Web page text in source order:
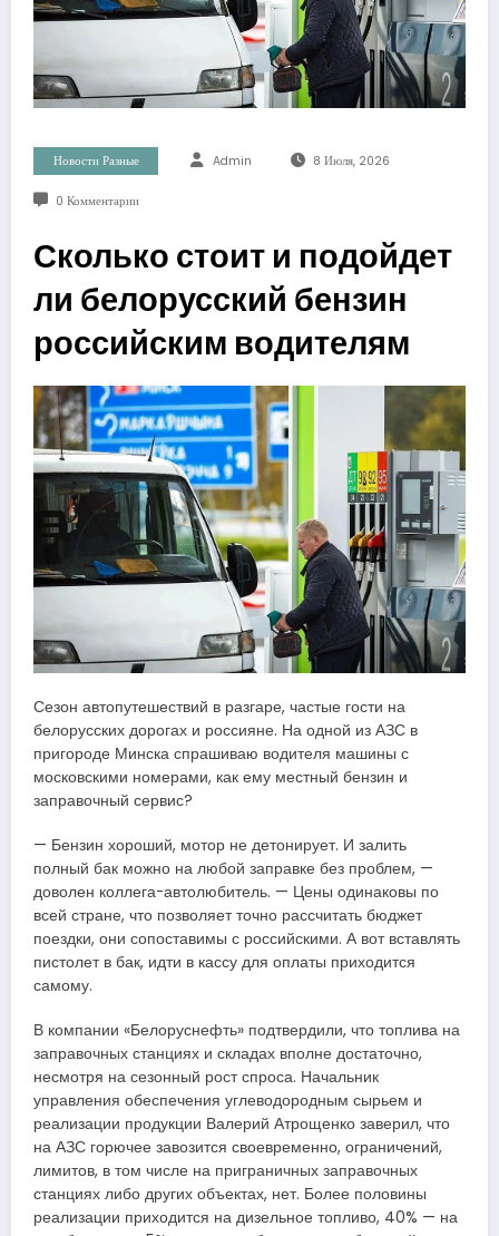
Новости Разные Admin 8 Июля, 2026
0 Комментарии
Сколько стоит и подойдет
ли белорусский бензин
российским водителям
Сезон автопутешествий в разгаре, частые гости на
белорусских дорогах и россияне. На одной из АЗС в
пригороде Минска спрашиваю водителя машины с
московскими номерами, как ему местный бензин и
заправочный сервис?
— Бензин хороший, мотор не детонирует. И залить
полный бак можно на любой заправке без проблем, —
доволен коллега-автолюбитель. — Цены одинаковы по
всей стране, что позволяет точно рассчитать бюджет
поездки, они сопоставимы с российскими. А вот вставлять
пистолет в бак, идти в кассу для оплаты приходится
самому.
В компании «Белоруснефть» подтвердили, что топлива на
заправочных станциях и складах вполне достаточно,
несмотря на сезонный рост спроса. Начальник
управления обеспечения углеводородным сырьем и
реализации продукции Валерий Атрощенко заверил, что
на АЗС горючее завозится своевременно, ограничений,
лимитов, в том числе на приграничных заправочных
станциях либо других объектах, нет. Более половины
реализации приходится на дизельное топливо, 40% — на